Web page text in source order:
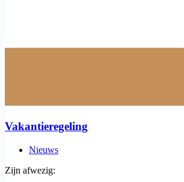
Vakantieregeling
Nieuws
Zijn afwezig: